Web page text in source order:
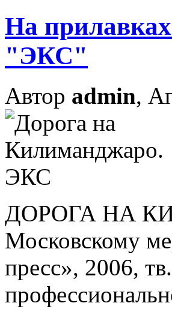
На
"ЭКС"
Автор admin,
ДОРОГА НА
Московскому
пресс», 2006,